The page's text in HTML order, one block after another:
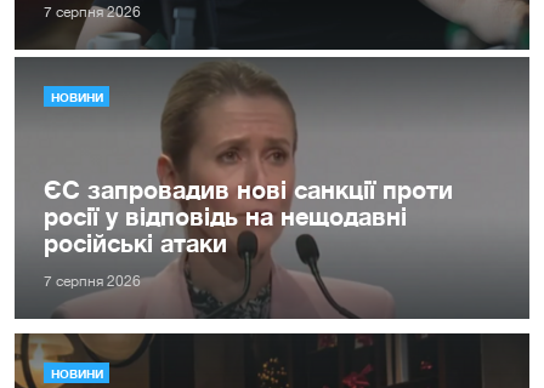
7 серпня 2026
НОВИНИ
ЄС запровадив нові санкції проти
росії у відповідь на нещодавні
російські атаки
7 серпня 2026
НОВИНИ